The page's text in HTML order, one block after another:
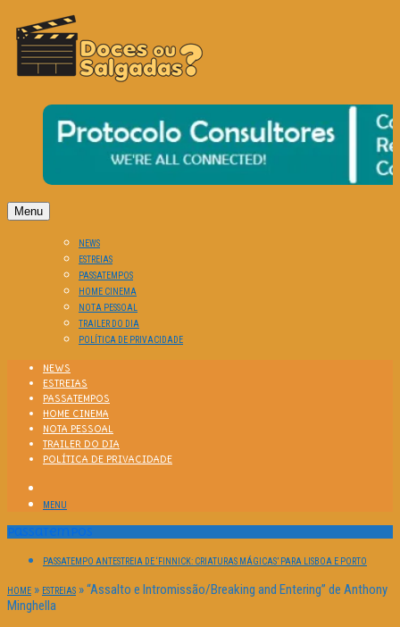
DOCES OU SALGADAS?
O Cinema? Uma Paixão!!
Menu
NEWS
ESTREIAS
PASSATEMPOS
HOME CINEMA
NOTA PESSOAL
TRAILER DO DIA
POLÍTICA DE PRIVACIDADE
NEWS
ESTREIAS
PASSATEMPOS
HOME CINEMA
NOTA PESSOAL
TRAILER DO DIA
POLÍTICA DE PRIVACIDADE
MENU
Passatempos
PASSATEMPO ANTESTREIA DE ‘FINNICK: CRIATURAS MÁGICAS’ PARA LISBOA E PORTO
HOME » ESTREIAS »“Assalto e Intromissão/Breaking and Entering” de Anthony
Minghella